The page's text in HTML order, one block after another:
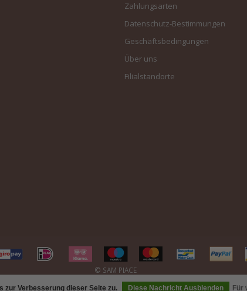
zur Verbesserung dieser Seite zu. Diese Nachricht Ausblenden Für
Zahlungsarten
Datenschutz-Bestimmungen
Geschäftsbedingungen
Über uns
Filialstandorte